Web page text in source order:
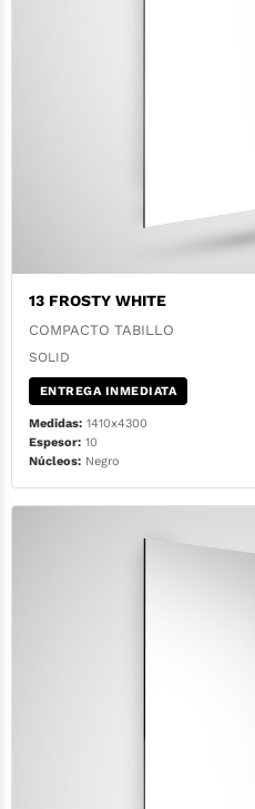
13 FROSTY WHITE
COMPACTO TABILLO
SOLID
ENTREGA INMEDIATA
Medidas:1410x4300
Espesor:10
Núcleos:Negro